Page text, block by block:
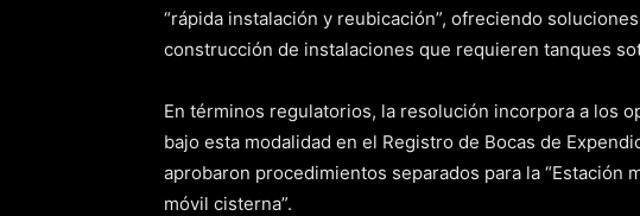
“rápida instalación y reubicación”, ofreciendo
construcción de instalaciones que requieren tanques
En términos regulatorios, la resolución incorpora a los
bajo esta modalidad en el Registro de Bocas de
aprobaron procedimientos separados para la “Estación
móvil cisterna”.